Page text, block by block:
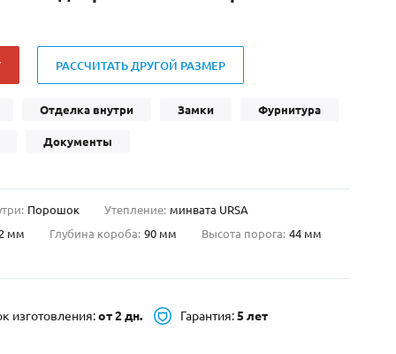
С фрамугой(265)
4-го класса защиты (499)
Полуторапольные
РАССЧИТАТЬ ДРУГОЙ РАЗМЕР
Отделка внутри Замки Фурнитура
Документы
Порошок Утепление: минвата URSA
мм Глубина короба: 90 мм Высота порога: 44 мм
изготовления:от 2 дн. Гарантия:5 лет